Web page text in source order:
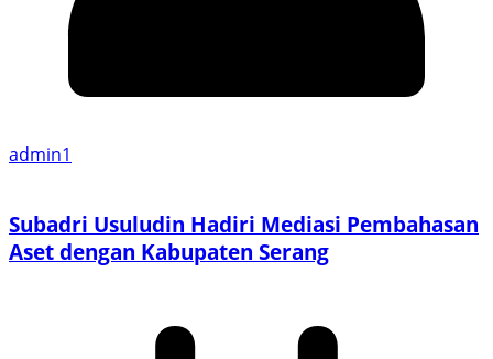
admin1
Subadri Usuludin Hadiri Mediasi Pembahasan
Aset dengan Kabupaten Serang